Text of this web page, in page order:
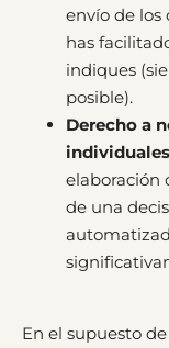
envío de
has
indiques
posible).
Derecho a
elaboración
de una
En el supuesto